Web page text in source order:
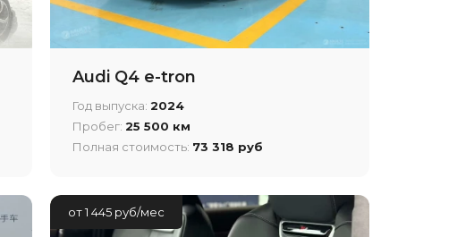
Audi Q4 e-tron
Год выпуска:2024
Пробег:25 500 км
Полная стоимость: 73 318 руб
от 1 445 руб/мес